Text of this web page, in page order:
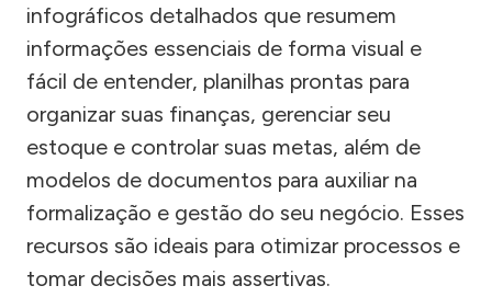
infográficos detalhados que resumem
informações essenciais de forma visual e
fácil de entender, planilhas prontas para
organizar suas finanças, gerenciar seu
estoque e controlar suas metas, além de
modelos de documentos para auxiliar na
formalização e gestão do seu negócio. Esses
recursos são ideais para otimizar processos e
tomar decisões mais assertivas.